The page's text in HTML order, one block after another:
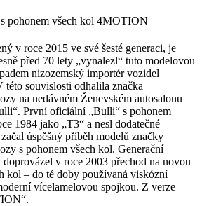
pohonem všech kol 4MOTION
v roce 2015 ve své šesté generaci, je
před 70 lety „vynalezl“ tuto modelovou
nizozemský importér vozidel
souvislosti odhalila značka
na nedávném Ženevském autosalonu
První oficiální „Bulli“ s pohonem
1984 jako „T3“ a nesl dodatečné
úspěšný příběh modelů značky
s pohonem všech kol. Generační
v roce 2003 přechod na novou
kol – do té doby používaná viskózní
vícelamelovou spojkou. Z verze